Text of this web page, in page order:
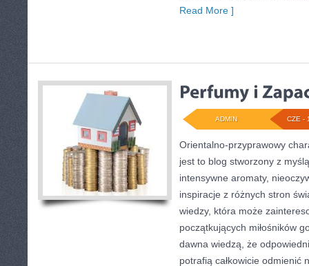
Read More ]
CZE -
ADMIN
Orientalno-przyprawowy
jest to blog stworzony z
intensywne aromaty,
inspiracje z różnych stron
wiedzy, która może
początkujących miłośników
dawna wiedzą, że
potrafią całkowicie odmienić